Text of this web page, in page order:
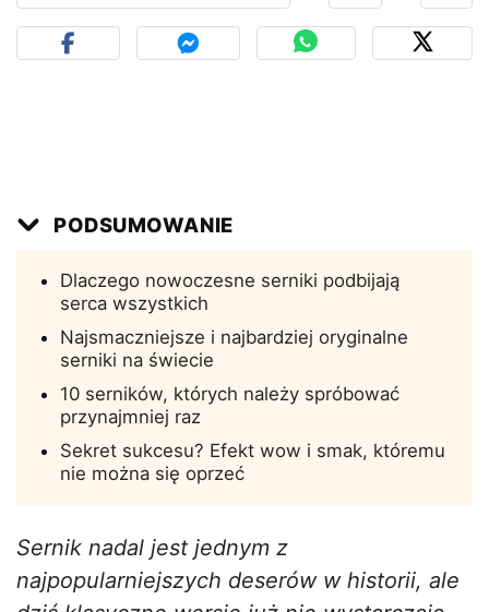
PODSUMOWANIE
Dlaczego nowoczesne serniki podbijają
serca wszystkich
Najsmaczniejsze i najbardziej oryginalne
serniki na świecie
10 serników, których należy spróbować
przynajmniej raz
Sekret sukcesu? Efekt wow i smak, któremu
nie można się oprzeć
Sernik nadal jest jednym z
najpopularniejszych deserów w historii, ale